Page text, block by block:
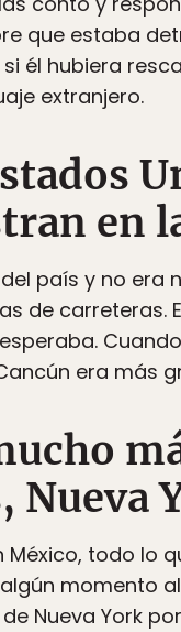
que estaba
él hubiera
extranjero.
en
país y no era
de carreteras.
era más
Nueva
México, todo lo
momento
Nueva York